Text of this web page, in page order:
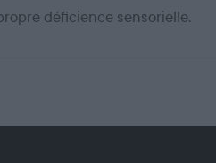
déficience sensorielle.